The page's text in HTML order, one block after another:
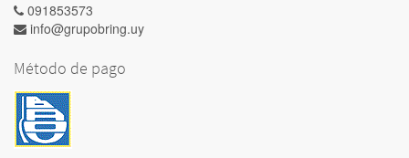
091853573
info@grupobring.uy
Método de pago